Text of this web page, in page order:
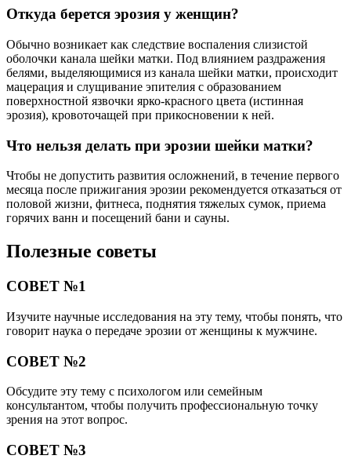
Откуда берется эрозия у женщин?
Обычно возникает как следствие воспаления слизистой
оболочки канала шейки матки. Под влиянием раздражения
белями, выделяющимися из канала шейки матки, происходит
мацерация и слущивание эпителия с образованием
поверхностной язвочки ярко-красного цвета (истинная
эрозия), кровоточащей при прикосновении к ней.
Что нельзя делать при эрозии шейки матки?
Чтобы не допустить развития осложнений, в течение первого
месяца после прижигания эрозии рекомендуется отказаться от
половой жизни, фитнеса, поднятия тяжелых сумок, приема
горячих ванн и посещений бани и сауны.
Полезные советы
СОВЕТ №1
Изучите научные исследования на эту тему, чтобы понять, что
говорит наука о передаче эрозии от женщины к мужчине.
СОВЕТ №2
Обсудите эту тему с психологом или семейным
консультантом, чтобы получить профессиональную точку
зрения на этот вопрос.
СОВЕТ №3